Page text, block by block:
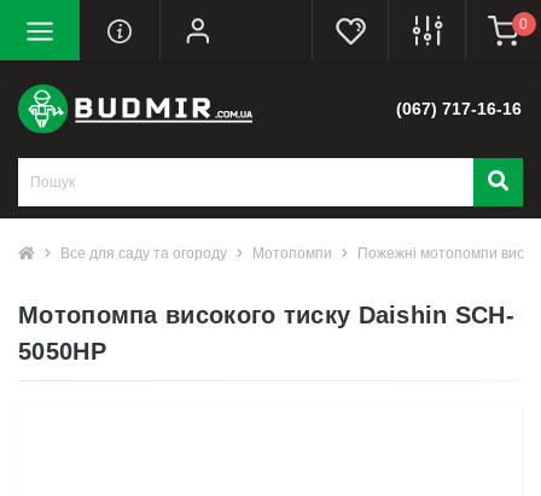
0
(067) 717-16-16
Все для саду та огороду Мотопомпи Пожежні мотопомпи
Мотопомпа високого тиску Daishin SCH-
5050HP